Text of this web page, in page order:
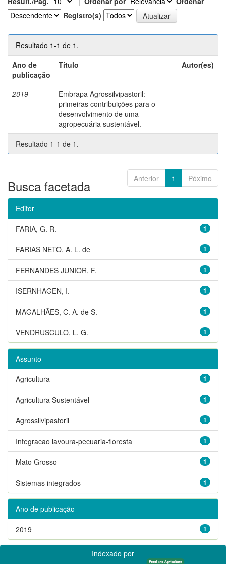
Registro(s)
Resultado 1-1 de 1.
Ano de
publicação
Título Autor(es)
2019
Embrapa Agrossilvipastoril:
primeiras contribuições para o
desenvolvimento de uma
agropecuária sustentável.
-
Resultado 1-1 de 1.
Anterior 1 Póximo
Busca facetada
Editor
1
FARIA, G. R.
1
FARIAS NETO, A. L. de
1
FERNANDES JUNIOR, F.
1
ISERNHAGEN, I.
1
MAGALHÃES, C. A. de S.
1
VENDRUSCULO, L. G.
Assunto
1
Agricultura
1
Agricultura Sustentável
1
Agrossilvipastoril
1
Integracao lavoura-pecuaria-floresta
1
Mato Grosso
1
Sistemas integrados
Ano de publicação
1
2019
Indexado por